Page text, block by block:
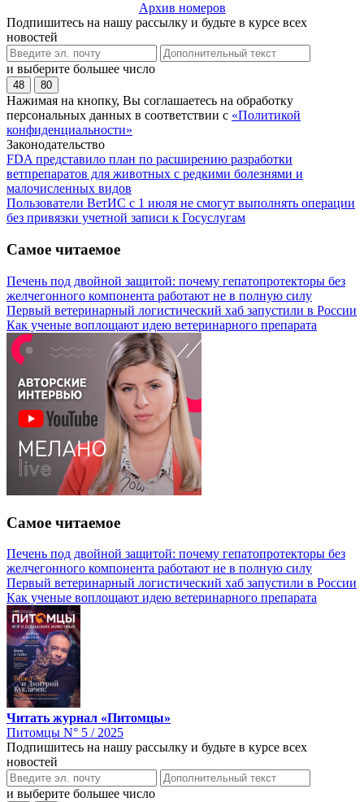
Архив номеров
Подпишитесь на нашу рассылку и будьте в курсе всех
новостей
и выберите большее число
48 80
Нажимая на кнопку, Вы соглашаетесь на обработку
персональных данных в соответствии с «Политикой
конфиденциальности»
Законодательство
FDA представило план по расширению разработки
ветпрепаратов для животных с редкими болезнями и
малочисленных видов
Пользователи ВетИС с 1 июля не смогут выполнять операции
без привязки учетной записи к Госуслугам
Самое читаемое
Печень под двойной защитой: почему гепатопротекторы без
желчегонного компонента работают не в полную силу
Первый ветеринарный логистический хаб запустили в России
Как ученые воплощают идею ветеринарного препарата
Самое читаемое
Печень под двойной защитой: почему гепатопротекторы без
желчегонного компонента работают не в полную силу
Первый ветеринарный логистический хаб запустили в России
Как ученые воплощают идею ветеринарного препарата
Читать журнал «Питомцы»
Питомцы N° 5 / 2025
Подпишитесь на нашу рассылку и будьте в курсе всех
новостей
и выберите большее число